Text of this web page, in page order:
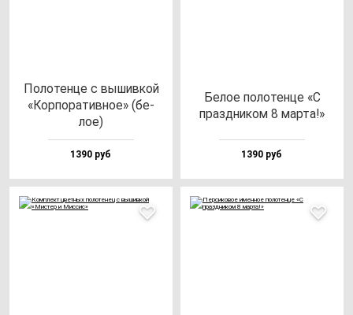
Поло­тен­це с вы­шив­кой
«Кор­по­ра­тив­ное» (бе­
лое)
1390 руб
Белое по­ло­тен­це «С
праз­дни­ком 8 мар­та!»
1390 руб